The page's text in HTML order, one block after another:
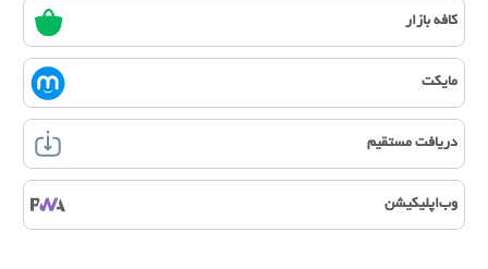
کافه بازار
مایکت
دریافت مستقیم
وب‌اپلیکیشن